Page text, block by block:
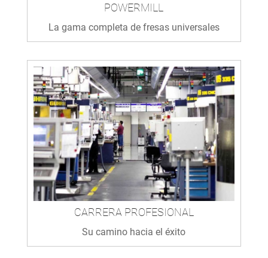
POWERMILL
La gama completa de fresas universales
CARRERA PROFESIONAL
Su camino hacia el éxito